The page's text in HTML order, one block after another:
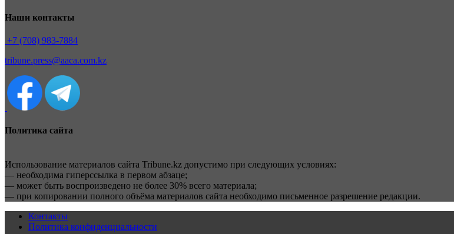
Наши контакты
+7 (708) 983-7884
tribune.press@aaca.com.kz
Политика сайта
Использование материалов сайта Tribune.kz допустимо при следующих условиях:
— необходима гиперссылка в первом абзаце;
— может быть воспроизведено не более 30% всего материала;
— при копировании полного объёма материалов сайта необходимо письменное разрешение редакции.
Контакты
Политика конфиденциальности